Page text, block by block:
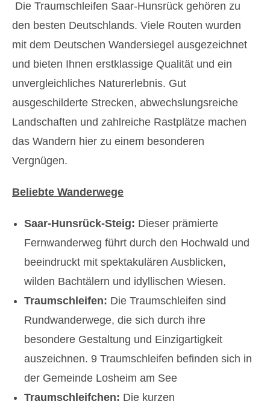
Die Traumschleifen Saar-Hunsrück gehören zu
den besten Deutschlands. Viele Routen wurden
mit dem Deutschen Wandersiegel ausgezeichnet
und bieten Ihnen erstklassige Qualität und ein
unvergleichliches Naturerlebnis. Gut
ausgeschilderte Strecken, abwechslungsreiche
Landschaften und zahlreiche Rastplätze machen
das Wandern hier zu einem besonderen
Vergnügen.
Beliebte Wanderwege
Saar-Hunsrück-Steig: Dieser prämierte
Fernwanderweg führt durch den Hochwald und
beeindruckt mit spektakulären Ausblicken,
wilden Bachtälern und idyllischen Wiesen.
Traumschleifen: Die Traumschleifen sind
Rundwanderwege, die sich durch ihre
besondere Gestaltung und Einzigartigkeit
auszeichnen. 9 Traumschleifen befinden sich in
der Gemeinde Losheim am See
Traumschleifchen: Die kurzen